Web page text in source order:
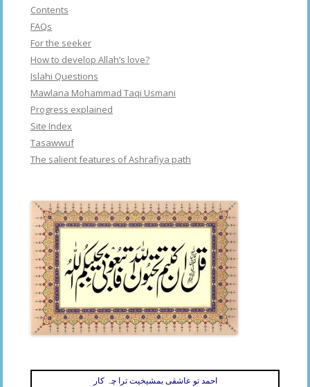
Contents
FAQs
For the seeker
How to develop Allah’s love?
Islahi Questions
Mawlana Mohammad Taqi Usmani
Progress explained
Site Index
Tasawwuf
The salient features of Ashrafiya path
احمد تو عاشقی بمشیخیت ترا چہ کار